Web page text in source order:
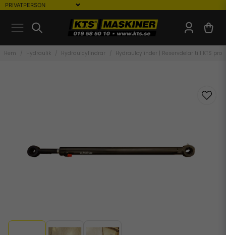
Hem Hydraulik Hydraulcylindrar Hydraulcylinder | Reservdelar till KTS